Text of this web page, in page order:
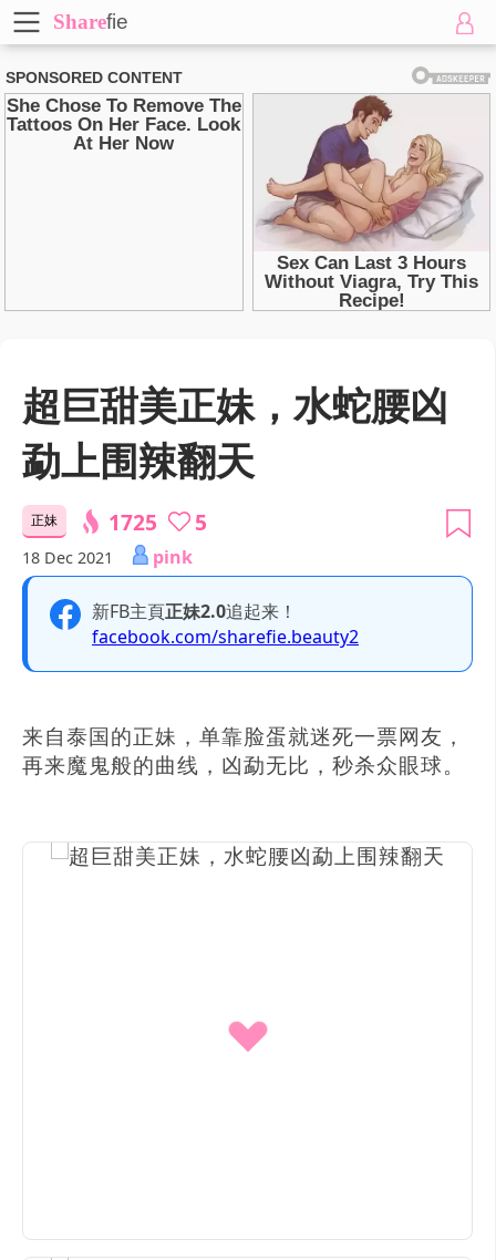
Sharefie
超巨甜美正妹，水蛇腰凶
勐上围辣翻天
正妹 1725 5
18 Dec 2021 pink
新FB主頁正妹2.0追起来！
facebook.com/sharefie.beauty2
来自泰国的正妹，单靠脸蛋就迷死一票网友，
再来魔鬼般的曲线，凶勐无比，秒杀众眼球。